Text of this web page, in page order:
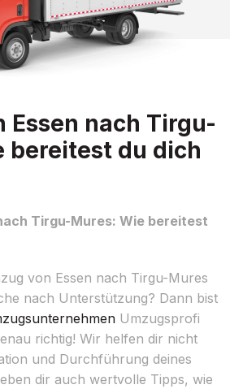
Essen nach Tirgu-
bereitest du dich
Tirgu-Mures: Wie bereitest
von Essen nach Tirgu-Mures
nach Unterstützung? Dann bist
Umzugsprofi
richtig! Wir helfen dir nicht
und Durchführung deines
dir auch wertvolle Tipps, wie